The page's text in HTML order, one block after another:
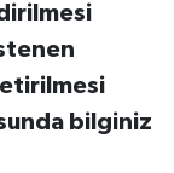
bilginiz